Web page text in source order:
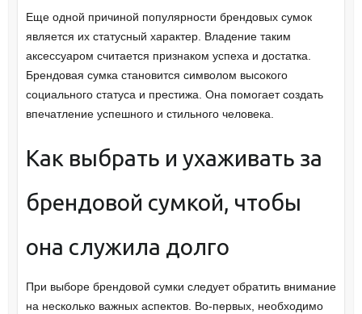
Еще одной причиной популярности брендовых сумок
является их статусный характер. Владение таким
аксессуаром считается признаком успеха и достатка.
Брендовая сумка становится символом высокого
социального статуса и престижа. Она помогает создать
впечатление успешного и стильного человека.
Как выбрать и ухаживать за
брендовой сумкой, чтобы
она служила долго
При выборе брендовой сумки следует обратить внимание
на несколько важных аспектов. Во-первых, необходимо